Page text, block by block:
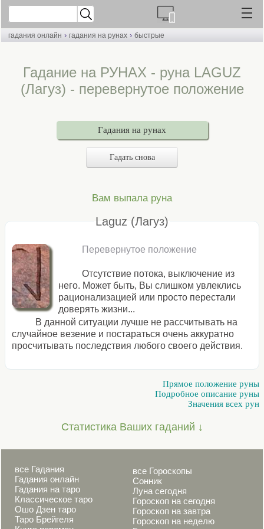
гадания онлайн › гадания на рунах › быстрые
Гадание на РУНАХ - руна LAGUZ
(Лагуз) - перевернутое положение
Гадания на рунах
Гадать снова
Вам выпала руна
Laguz (Лагуз)
Перевернутое положение
Отсутствие потока, выключение из
него. Может быть, Вы слишком увлеклись
рационализацией или просто перестали
доверять жизни...
В данной ситуации лучше не рассчитывать на
случайное везение и постараться очень аккуратно
просчитывать последствия любого своего действия.
Прямое положение руны
Подробное описание руны
Значения всех рун
Статистика Ваших гаданий ↓
все Гадания
Гадания онлайн
Гадания на таро
Классическое таро
Ошо Дзен таро
Таро Брейгеля
все Гороскопы
Сонник
Луна сегодня
Гороскоп на сегодня
Гороскоп на завтра
Гороскоп на неделю